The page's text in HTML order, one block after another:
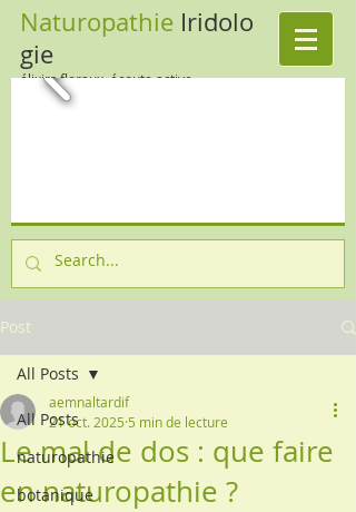
Naturopathie Iridolo
gie
élixirs floraux, écoute active
Post
All Posts
naturopathie
botanique
All Posts
Le mal de dos : que faire
en naturopathie ?
aemnaltardif
21 oct. 2025 5 min de lecture